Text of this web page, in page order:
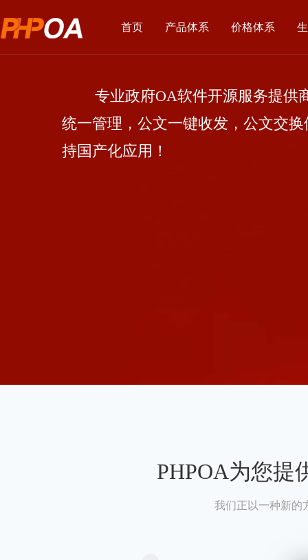
首页 产品体系 价格体系
专业政府OA软件开源服务提供商
统一管理，公文一键收发，公文交
持国产化应用！
PHPOA为您提
我们正以一种新的